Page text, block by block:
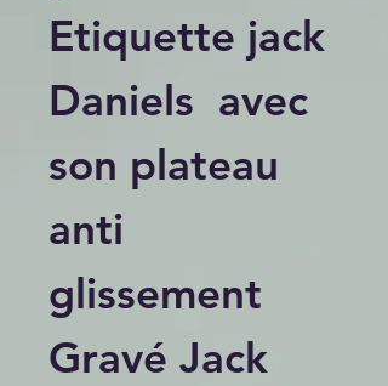
Etiquette jack
Daniels avec
son plateau
anti
glissement
Gravé Jack